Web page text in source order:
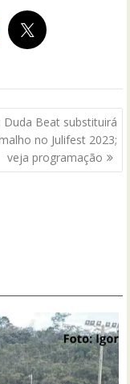
Duda Beat substituirá
no Julifest 2023;
veja programação